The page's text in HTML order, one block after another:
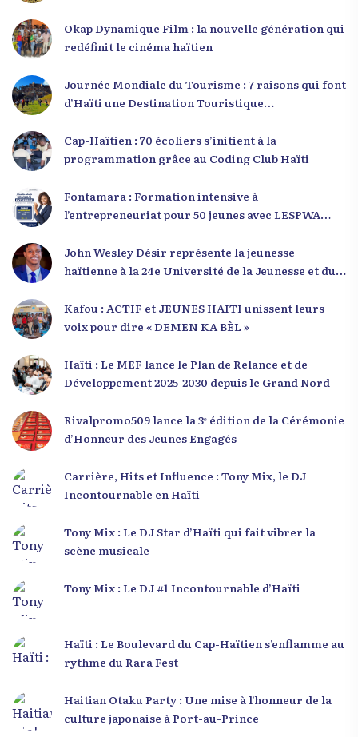
Okap Dynamique Film : la nouvelle génération qui
redéfinit le cinéma haïtien
Journée Mondiale du Tourisme : 7 raisons qui font
d’Haïti une Destination Touristique
Cap-Haïtien : 70 écoliers s’initient à la
programmation grâce au Coding Club Haïti
Fontamara : Formation intensive à
l’entrepreneuriat pour 50 jeunes avec LESPWA
John Wesley Désir représente la jeunesse
haïtienne à la 24e Université de la Jeunesse et du
Kafou : ACTIF et JEUNES HAITI unissent leurs
voix pour dire « DEMEN KA BÈL »
Haïti : Le MEF lance le Plan de Relance et de
Développement 2025-2030 depuis le Grand Nord
Rivalpromo509 lance la 3ᵉ édition de la Cérémonie
d’Honneur des Jeunes Engagés
Carrière, Hits et Influence : Tony Mix, le DJ
Incontournable en Haïti
Tony Mix : Le DJ Star d’Haïti qui fait vibrer la
scène musicale
Tony Mix : Le DJ #1 Incontournable d’Haïti
Haïti : Le Boulevard du Cap-Haïtien s’enflamme au
rythme du Rara Fest
Haitian Otaku Party : Une mise à l’honneur de la
culture japonaise à Port-au-Prince